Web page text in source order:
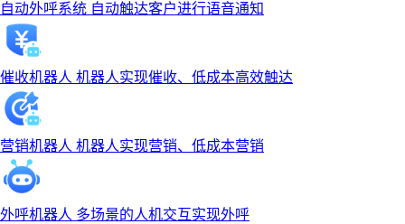
自动外呼系统 自动触达客户进行语音通知
催收机器人 机器人实现催收、低成本高效触达
营销机器人 机器人实现营销、低成本营销
外呼机器人 多场景的人机交互实现外呼